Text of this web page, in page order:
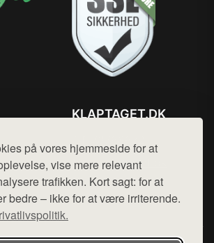
på vores hjemmeside for at
vise mere relevant
trafikken. Kort sagt: for at
bedre – ikke for at være irriterende.
KLAPTAGET.DK
Mail: hej@want.dk
Cookie- og privatlivspolitik